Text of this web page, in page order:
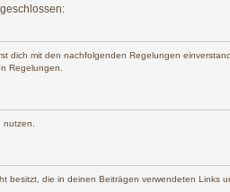
dich mit den nachfolgenden Regelungen
Regelungen.
die in deinen Beiträgen verwendeten Links